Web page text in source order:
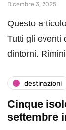
Dicembre 3, 2025
Questo
Tutti gli eventi
dintorni.
destinazioni
Cinque
settembre